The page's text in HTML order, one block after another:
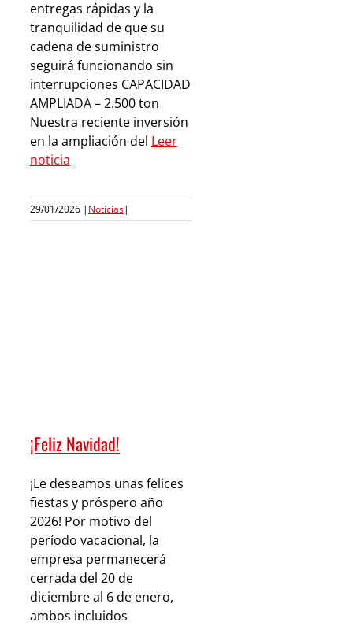
entregas rápidas y la
tranquilidad de que su
cadena de suministro
seguirá funcionando sin
interrupciones CAPACIDAD
AMPLIADA – 2.500 ton
Nuestra reciente inversión
en la ampliación del Leer
noticia
29/01/2026 | Noticias|
¡Feliz Navidad!
¡Le deseamos unas felices
fiestas y próspero año
2026! Por motivo del
período vacacional, la
empresa permanecerá
cerrada del 20 de
diciembre al 6 de enero,
ambos incluidos